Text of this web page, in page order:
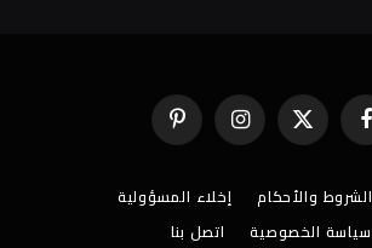
فيسبوك X
(Twitter)
الانستغرامبينتيريست
الشروط والأحكام
إخلاء المسؤولية
سياسة الخصوصية
اتصل بنا